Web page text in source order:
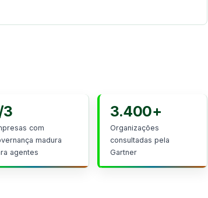
3
com
madura
agentes
3.400+
Organizações
consultadas pela
Gartner